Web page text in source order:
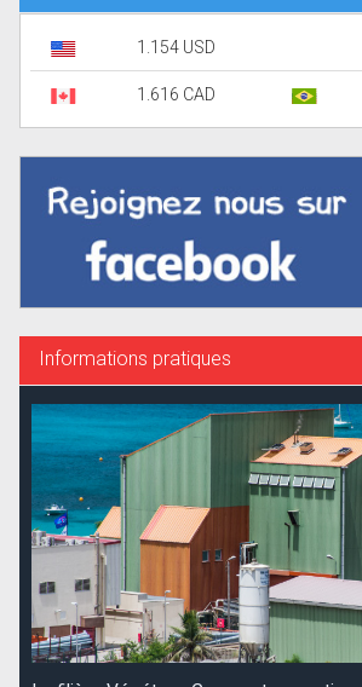
1.154 USD
1.616 CAD
Informations pratiques